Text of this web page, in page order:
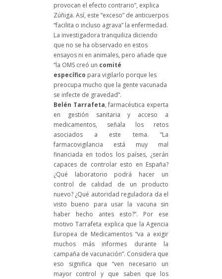
provocan el efecto contrario”, explica
Zúñiga. Así, este “exceso” de anticuerpos
“facilita o incluso agrava” la enfermedad.
La investigadora tranquiliza diciendo
que no se ha observado en estos
ensayos ni en animales, pero añade que
“la OMS creó un comité
específico para vigilarlo porque les
preocupa mucho que la gente vacunada
se infecte de gravedad”.
Belén Tarrafeta, farmacéutica experta
en gestión sanitaria y acceso a
medicamentos, señala los retos
asociados a este tema. “La
farmacovigilancia está muy mal
financiada en todos los países, ¿serán
capaces de controlar esto en España?
¿Qué laboratorio podrá hacer un
control de calidad de un producto
nuevo? ¿Qué autoridad reguladora da el
visto bueno para usar la vacuna sin
haber hecho antes esto?”. Por ese
motivo Tarrafeta explica que la Agencia
Europea de Medicamentos “va a exigir
muchos más informes durante la
campaña de vacunación”. Considera que
eso significa que “ven necesario un
mayor control y que saben que los